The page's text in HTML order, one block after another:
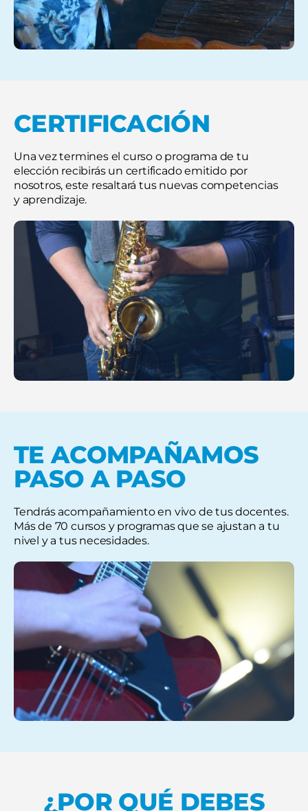
CERTIFICACIÓN
Una vez termines el curso o programa de tu
elección recibirás un certificado emitido por
nosotros, este resaltará tus nuevas competencias
y aprendizaje.
TE ACOMPAÑAMOS
PASO A PASO
Tendrás acompañamiento en vivo de tus docentes.
Más de 70 cursos y programas que se ajustan a tu
nivel y a tus necesidades.
¿POR QUÉ DEBES